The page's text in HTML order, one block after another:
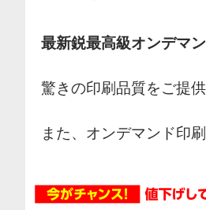
最新鋭最高級オンデマ
驚きの印刷品質をご提
また、オンデマンド印